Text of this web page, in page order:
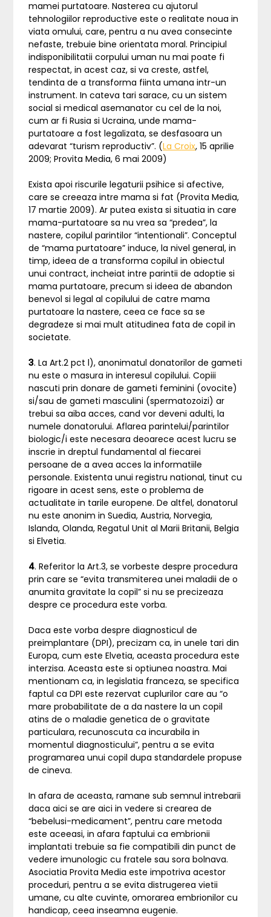
mamei purtatoare. Nasterea cu ajutorul
tehnologiilor reproductive este o realitate noua in
viata omului, care, pentru a nu avea consecinte
nefaste, trebuie bine orientata moral. Principiul
indisponibilitatii corpului uman nu mai poate fi
respectat, in acest caz, si va creste, astfel,
tendinta de a transforma fiinta umana intr-un
instrument. In cateva tari sarace, cu un sistem
social si medical asemanator cu cel de la noi,
cum ar fi Rusia si Ucraina, unde mama-
purtatoare a fost legalizata, se desfasoara un
adevarat “turism reproductiv”. (La Croix, 15 aprilie
2009; Provita Media, 6 mai 2009)
Exista apoi riscurile legaturii psihice si afective,
care se creeaza intre mama si fat (Provita Media,
17 martie 2009). Ar putea exista si situatia in care
mama-purtatoare sa nu vrea sa “predea”, la
nastere, copilul parintilor “intentionali”. Conceptul
de “mama purtatoare” induce, la nivel general, in
timp, ideea de a transforma copilul in obiectul
unui contract, incheiat intre parintii de adoptie si
mama purtatoare, precum si ideea de abandon
benevol si legal al copilului de catre mama
purtatoare la nastere, ceea ce face sa se
degradeze si mai mult atitudinea fata de copil in
societate.
3. La Art.2 pct l), anonimatul donatorilor de gameti
nu este o masura in interesul copilului. Copiii
nascuti prin donare de gameti feminini (ovocite)
si/sau de gameti masculini (spermatozoizi) ar
trebui sa aiba acces, cand vor deveni adulti, la
numele donatorului. Aflarea parintelui/parintilor
biologic/i este necesara deoarece acest lucru se
inscrie in dreptul fundamental al fiecarei
persoane de a avea acces la informatiile
personale. Existenta unui registru national, tinut cu
rigoare in acest sens, este o problema de
actualitate in tarile europene. De altfel, donatorul
nu este anonim in Suedia, Austria, Norvegia,
Islanda, Olanda, Regatul Unit al Marii Britanii, Belgia
si Elvetia.
4. Referitor la Art.3, se vorbeste despre procedura
prin care se “evita transmiterea unei maladii de o
anumita gravitate la copil” si nu se precizeaza
despre ce procedura este vorba.
Daca este vorba despre diagnosticul de
preimplantare (DPI), precizam ca, in unele tari din
Europa, cum este Elvetia, aceasta procedura este
interzisa. Aceasta este si optiunea noastra. Mai
mentionam ca, in legislatia franceza, se specifica
faptul ca DPI este rezervat cuplurilor care au “o
mare probabilitate de a da nastere la un copil
atins de o maladie genetica de o gravitate
particulara, recunoscuta ca incurabila in
momentul diagnosticului”, pentru a se evita
programarea unui copil dupa standardele propuse
de cineva.
In afara de aceasta, ramane sub semnul intrebarii
daca aici se are aici in vedere si crearea de
“bebelusi-medicament”, pentru care metoda
este aceeasi, in afara faptului ca embrionii
implantati trebuie sa fie compatibili din punct de
vedere imunologic cu fratele sau sora bolnava.
Asociatia Provita Media este impotriva acestor
proceduri, pentru a se evita distrugerea vietii
umane, cu alte cuvinte, omorarea embrionilor cu
handicap, ceea inseamna eugenie.